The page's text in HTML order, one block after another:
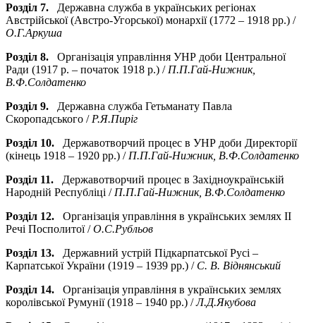
Розділ 7. Державна служба в українських регіонах
Австрійської (Австро-Угорської) монархії (1772 – 1918 рр.) /
О.Г.Аркуша
Розділ 8. Організація управління УНР доби Центральної
Ради (1917 р. – початок 1918 р.) / П.П.Гай-Нижник,
В.Ф.Солдатенко
Розділ 9. Державна служба Гетьманату Павла
Скоропадського / Р.Я.Пиріг
Розділ 10. Державотворчий процес в УНР доби Директорії
(кінець 1918 – 1920 рр.) / П.П.Гай-Нижник, В.Ф.Солдатенко
Розділ 11. Державотворчий процес в Західноукраїнській
Народній Республіці / П.П.Гай-Нижник, В.Ф.Солдатенко
Розділ 12. Організація управління в українських землях ІІ
Речі Посполитої /О.С.Рубльов
Розділ 13. Державний устрій Підкарпатської Русі –
Карпатської України (1919 – 1939 рр.) / С. В. Віднянський
Розділ 14. Організація управління в українських землях
королівської Румунії (1918 – 1940 рр.) /Л.Д.Якубова